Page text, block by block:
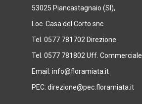
53025 Piancastagnaio (SI),
Loc. Casa del Corto snc
Tel. 0577 781702 Direzione
Tel. 0577 781802 Uff. Commerciale
Email: info@floramiata.it
PEC: direzione@pec.floramiata.it